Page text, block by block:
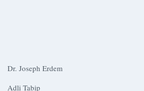
Dr. Joseph Erdem
Adli Tabip